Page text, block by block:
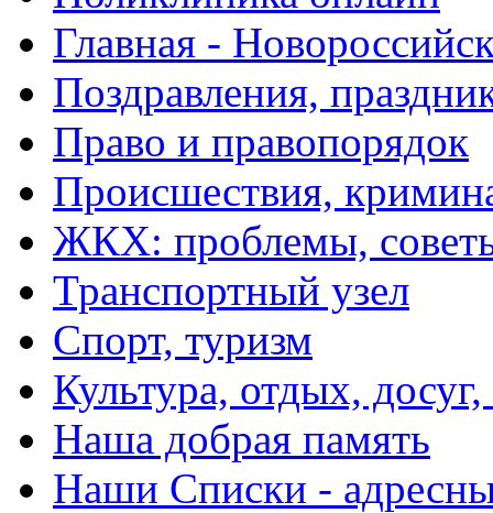
Главная -
Поздравления,
Право и правопорядок
Происшествия,
ЖКХ: проблемы,
Транспортный узел
Спорт, туризм
Культура, отдых,
Наша добрая память
Наши Списки -